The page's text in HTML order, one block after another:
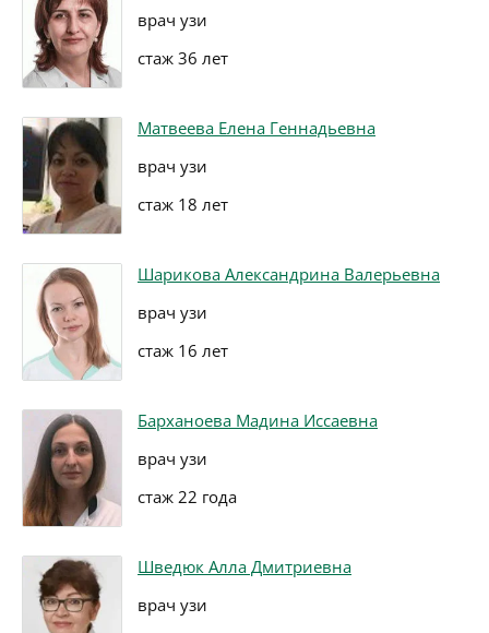
врач узи
стаж 36 лет
Матвеева Елена Геннадьевна
врач узи
стаж 18 лет
Шарикова Александрина Валерьевна
врач узи
стаж 16 лет
Барханоева Мадина Иссаевна
врач узи
стаж 22 года
Шведюк Алла Дмитриевна
врач узи